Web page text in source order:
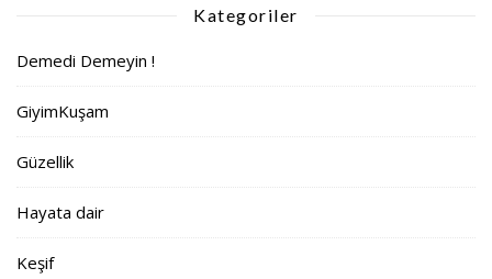
Kategoriler
Demedi Demeyin !
GiyimKuşam
Güzellik
Hayata dair
Keşif